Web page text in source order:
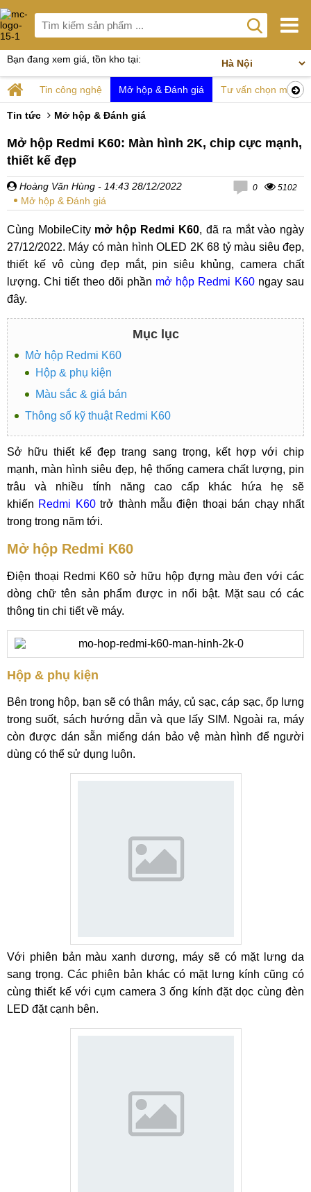
Bạn đang xem giá, tồn kho tại:
Tin công nghệ Mở hộp & Đánh giá Tư vấn chọn mua
Tin tức Mở hộp & Đánh giá
Mở hộp Redmi K60: Màn hình 2K, chip cực mạnh,
thiết kế đẹp
Hoàng Văn Hùng - 14:43 28/12/2022
Mở hộp & Đánh giá
0 5102
Cùng MobileCity mở hộp Redmi K60, đã ra mắt vào ngày
27/12/2022. Máy có màn hình OLED 2K 68 tỷ màu siêu đẹp,
thiết kế vô cùng đẹp mắt, pin siêu khủng, camera chất
lượng. Chi tiết theo dõi phần mở hộp Redmi K60ngay sau
đây.
Mục lục
Mở hộp Redmi K60
Hộp & phụ kiện
Màu sắc & giá bán
Thông số kỹ thuật Redmi K60
Sở hữu thiết kế đẹp trang sang trọng, kết hợp với chip
mạnh, màn hình siêu đẹp, hệ thống camera chất lượng, pin
trâu và nhiều tính năng cao cấp khác hứa hẹ sẽ
khiến Redmi K60trở thành mẫu điện thoại bán chạy nhất
trong trong năm tới.
Mở hộp Redmi K60
Điện thoại Redmi K60 sở hữu hộp đựng màu đen với các
dòng chữ tên sản phẩm được in nổi bật. Mặt sau có các
thông tin chi tiết về máy.
Hộp & phụ kiện
Bên trong hộp, bạn sẽ có thân máy, củ sạc, cáp sạc, ốp lưng
trong suốt, sách hướng dẫn và que lấy SIM. Ngoài ra, máy
còn được dán sẵn miếng dán bảo vệ màn hình để người
dùng có thể sử dụng luôn.
Với phiên bản màu xanh dương, máy sẽ có mặt lưng da
sang trọng. Các phiên bản khác có mặt lưng kính cũng có
cùng thiết kế với cụm camera 3 ống kính đặt dọc cùng đèn
LED đặt cạnh bên.